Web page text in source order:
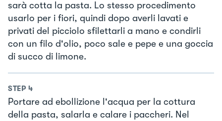
sarà cotta la pasta. Lo stesso procedimento
usarlo per i fiori, quindi dopo averli lavati e
privati del picciolo sfilettarli a mano e condirli
con un filo d'olio, poco sale e pepe e una goccia
di succo di limone.
STEP 4
Portare ad ebollizione l'acqua per la cottura
della pasta, salarla e calare i paccheri. Nel